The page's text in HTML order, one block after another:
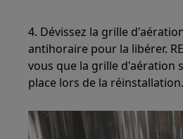
4. Dévissez la grille
antihoraire pour la libérer.
vous que la grille d'aération
place lors de la réinstallation.